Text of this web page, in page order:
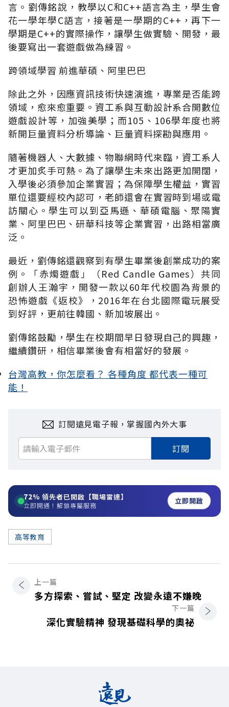
言。劉傳銘說，教學以C和C++語言為主，學生會
花一學年學C語言，接著是一學期的C++，再下一
學期是C++的實際操作，讓學生做實驗、開發，最
後要寫出一套遊戲做為練習。
跨領域學習 前進華碩、阿里巴巴
除此之外，因應資訊技術快速演進，專業是否能跨
領域，愈來愈重要。資工系與互動設計系合開數位
遊戲設計等，加強美學；而105、106學年度也將
新開巨量資料分析導論、巨量資料探勘與應用。
隨著機器人、大數據、物聯網時代來臨，資工系人
才更加炙手可熱。為了讓學生未來出路更加開闊，
入學後必須參加企業實習；為保障學生權益，實習
單位還要經校內認可，老師還會在實習時到場或電
訪關心。學生可以到亞馬遜、華碩電腦、聚陽實
業、阿里巴巴、研華科技等企業實習，出路相當廣
泛。
最近，劉傳銘還觀察到有學生畢業後創業成功的案
例。「赤燭遊戲」（Red Candle Games）共同
創辦人王瀚宇，開發一款以60年代校園為背景的
恐怖遊戲《返校》，2016年在台北國際電玩展受
到好評，更前往韓國、新加坡展出。
劉傳銘鼓勵，學生在校期間早日發現自己的興趣，
繼續鑽研，相信畢業後會有相當好的發展。
台灣高教，你怎麼看？ 各種角度 都代表一種可
能！
訂閱遠見電子報，掌握國內外大事
訂閱
72% 領先者已開啟【職場雷達】
立即開通！解鎖專屬服務 立即開啟
高等教育
上一篇
多方探索、嘗試、堅定 改變永遠不嫌晚
下一篇
深化實驗精神 發現基礎科學的奧祕